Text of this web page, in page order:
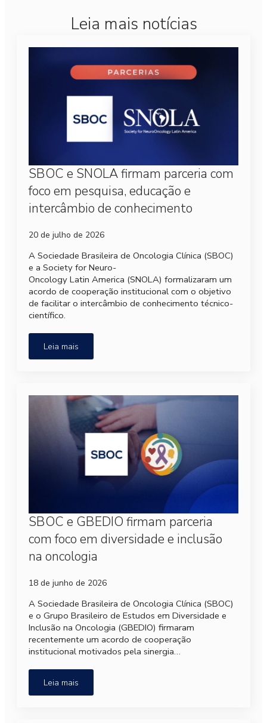
Leia mais notícias
SBOC e SNOLA firmam parceria com
foco em pesquisa, educação e
intercâmbio de conhecimento
20 de julho de 2026
A Sociedade Brasileira de Oncologia Clínica (SBOC)
e a Society for Neuro-
Oncology Latin America (SNOLA) formalizaram um
acordo de cooperação institucional com o objetivo
de facilitar o intercâmbio de conhecimento técnico-
científico.
Leia mais
SBOC e GBEDIO firmam parceria
com foco em diversidade e inclusão
na oncologia
18 de junho de 2026
A Sociedade Brasileira de Oncologia Clínica (SBOC)
e o Grupo Brasileiro de Estudos em Diversidade e
Inclusão na Oncologia (GBEDIO) firmaram
recentemente um acordo de cooperação
institucional motivados pela sinergia…
Leia mais